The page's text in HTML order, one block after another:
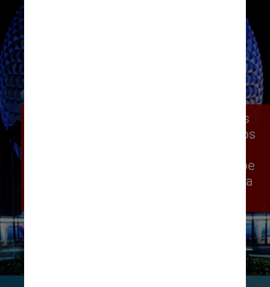
O World Celebration será o local dos
festivais do parque e também onde os
Point, um mirante inspirador que exibe
uma estátua de Walt Disney chamada